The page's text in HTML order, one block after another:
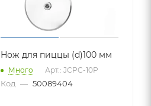
Нож для пиццы (d)100 мм
Много Арт.: JCPC-10P
Код — 50089404